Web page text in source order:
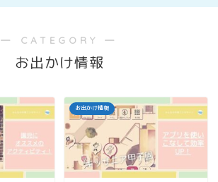
― CATEGORY ―
お出かけ情報
お出かけ情報